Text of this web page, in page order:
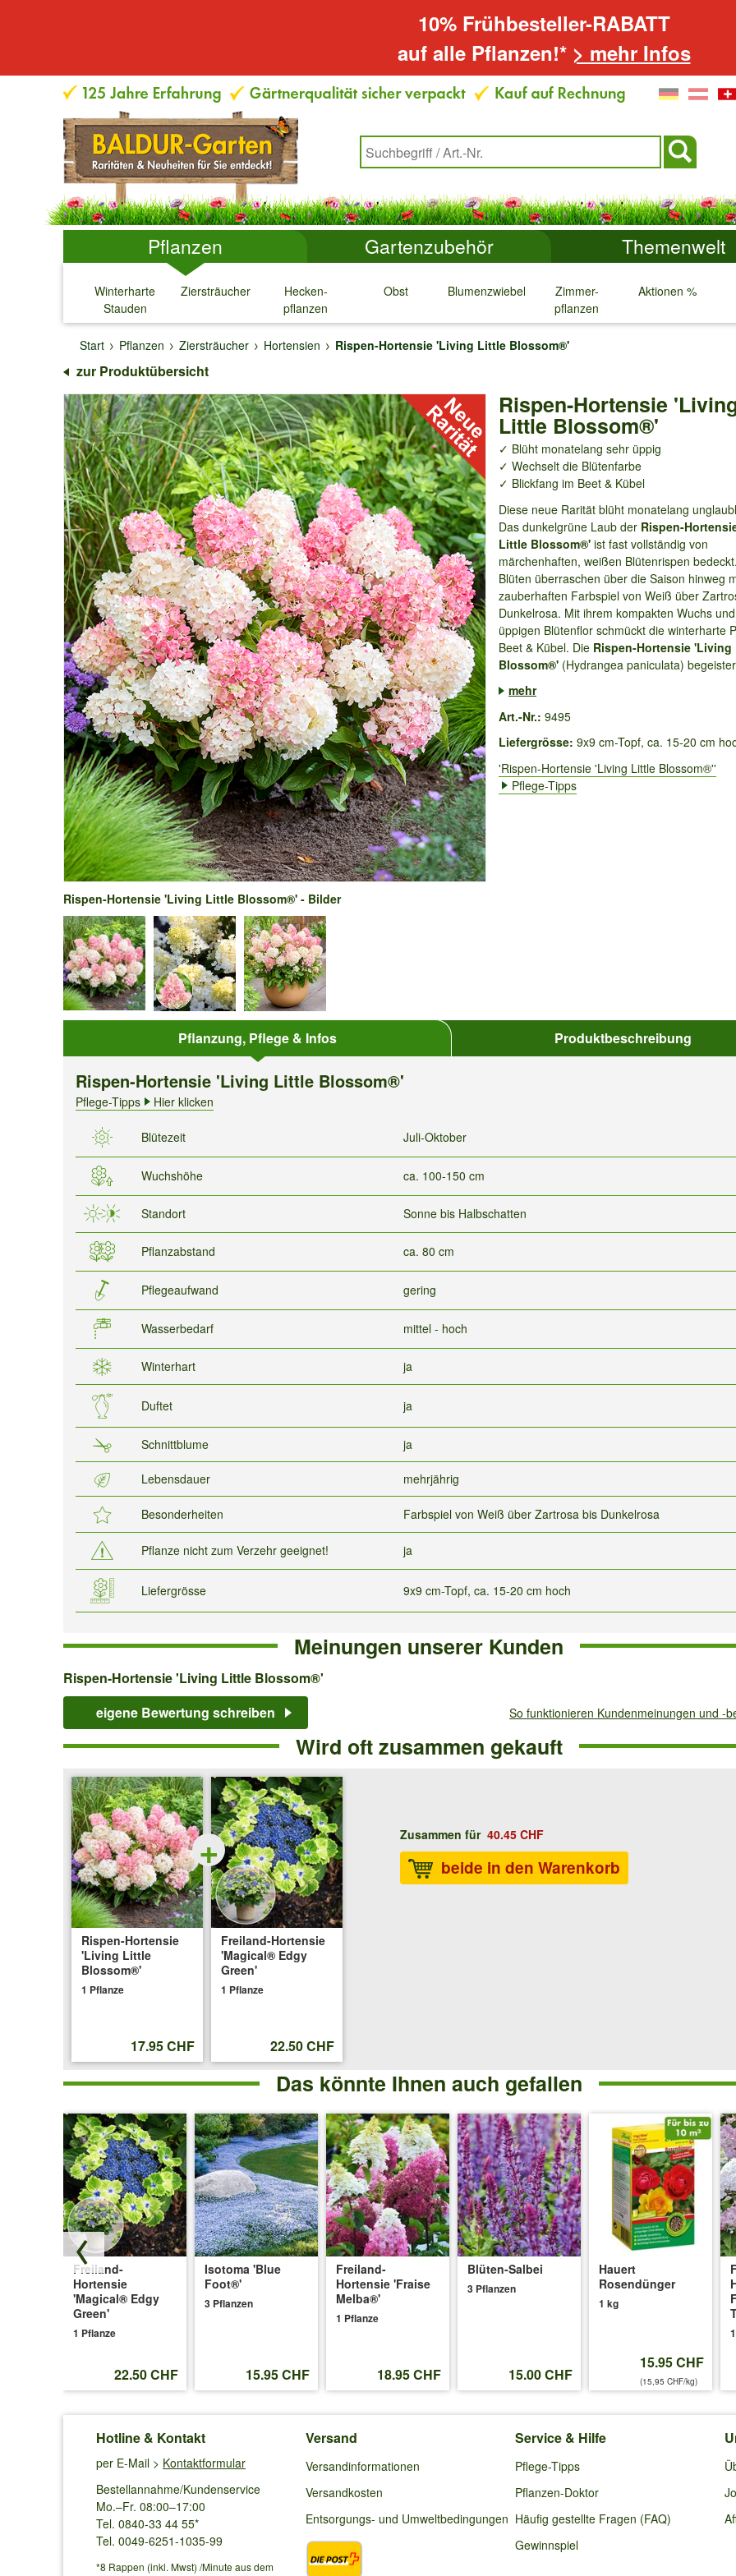
10% Frühbesteller-RABATT
auf alle Pflanzen!* > mehr Infos
Pflanzen Gartenzubehör Themenwelt
Winterharte
Stauden
↓
Ziersträucher
↓
Hecken-
pflanzen
↓
Obst
↓
Blumenzwiebeln
↓
Zimmer-
pflanzen
↓
Aktionen %
↓ ↓
Start
Pflanzen Ziersträucher Hortensien Rispen-Hortensie 'Living Little Blossom®'
zur Produktübersicht
Rispen-Hortensie
Little Blossom®'
✓ Blüht monatelang sehr üppig
✓ Wechselt die Blütenfarbe
✓ Blickfang im Beet & Kübel
Diese neue Rarität blüht monatelang
Das dunkelgrüne Laub der Rispen-
Little Blossom®'ist fast vollständig von
märchenhaften, weißen Blütenrispen
Blüten überraschen über die Saison hinweg
zauberhaften Farbspiel von Weiß über
Dunkelrosa. Mit ihrem kompakten Wuchs
üppigen Blütenflor schmückt die winterharte
Beet & Kübel. Die Rispen-Hortensie
Blossom®'(Hydrangea paniculata)
mehr
Art.-Nr.: 9495
Liefergrösse: 9x9 cm-Topf, ca. 15-20 cm
'Rispen-Hortensie 'Living Little Blossom®''
Pflege-Tipps
Rispen-Hortensie 'Living Little Blossom®' - Bilder
Pflanzung, Pflege & Infos Produktbeschreibung
Rispen-Hortensie 'Living Little Blossom®'
Pflege-Tipps Hier klicken
Blütezeit Juli-Oktober
Wuchshöhe ca. 100-150 cm
Standort Sonne bis Halbschatten
Pflanzabstand ca. 80 cm
Pflegeaufwand gering
Wasserbedarf mittel - hoch
Winterhart ja
Duftet ja
Schnittblume ja
Lebensdauer mehrjährig
Besonderheiten Farbspiel von Weiß über Zartrosa bis Dunkelrosa
Pflanze nicht zum Verzehr geeignet! ja
Liefergrösse 9x9 cm-Topf, ca. 15-20 cm hoch
Meinungen unserer Kunden
Rispen-
Hortensie
'Living
Blossom®'
Rispen-Hortensie 'Living Little Blossom®'
eigene Bewertung schreiben
So funktionieren Kundenmeinungen und -
Wird oft zusammen gekauft
Rispen-Hortensie
'Living Little
Blossom®'
1 Pflanze
17.95 CHF
+
Freiland-Hortensie
'Magical® Edgy
Green'
1 Pflanze
22.50 CHF
Zusammen für 40.45 CHF
beide in den Warenkorb
Das könnte Ihnen auch gefallen
Freiland-
Hortensie
'Magical® Edgy
Green'
1 Pflanze
22.50 CHF
Isotoma 'Blue
Foot®'
3 Pflanzen
15.95 CHF
Freiland-
Hortensie 'Fraise
Melba®'
1 Pflanze
18.95 CHF
Blüten-Salbei
3 Pflanzen
15.00 CHF
Hauert
Rosendünger
1 kg
15.95 CHF
(15,95 CHF/kg)
Hotline & Kontakt
per E-Mail > Kontaktformular
Bestellannahme/Kundenservice
Mo.–Fr. 08:00–17:00
Tel. 0840-33 44 55*
Tel. 0049-6251-1035-99
*8 Rappen (inkl. Mwst) /Minute aus dem
Versand
Versandinformationen
Versandkosten
Entsorgungs- und Umweltbedingungen
Service & Hilfe
Pflege-Tipps
Pflanzen-Doktor
Häufig gestellte Fragen (FAQ)
Gewinnspiel